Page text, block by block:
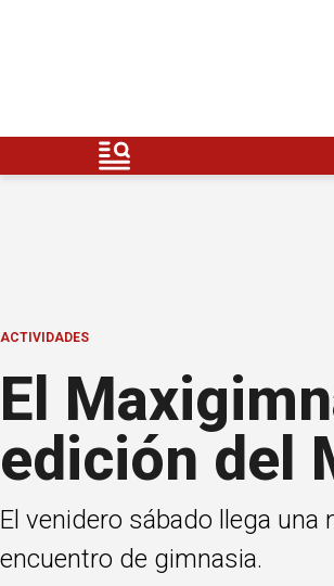
ACTIVIDADES
El
edición del
El venidero sábado llega
encuentro de gimnasia.